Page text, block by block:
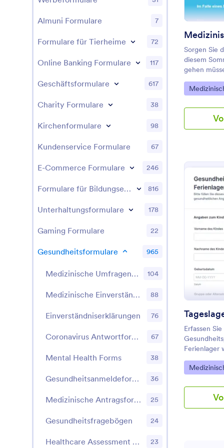
Sorgen Sie
diesem
gehen
Formular
wichtige
und
können
Formular
es alle
und die
schützen.
Go to
Erfassen
Ferienlager
der
Betreuung
Go to
Almuni Formulare 7
Formulare für Tierheime 72
Online Banking Formulare 117
Geschäftsformulare 617
Charity Formulare 38
Kirchenformulare 98
Kundenservice Formulare 67
E-Commerce Formulare 246
Formulare für Bildungseinrichtungen 816
Unterhaltungsformulare 178
Gaming Formulare 22
Gesundheitsformulare 965
Medizinische Umfragen & Fragebögen 104
Medizinische Einverständniserklärungen 88
Einverständniserklärungen 76
Coronavirus Antwortformulare 67
Mental Health Forms 38
Gesundheitsanmeldeformulare 36
Medizinische Antragsformulare 25
Gesundheitsfragebögen 24
Healthcare Assessment Forms 23